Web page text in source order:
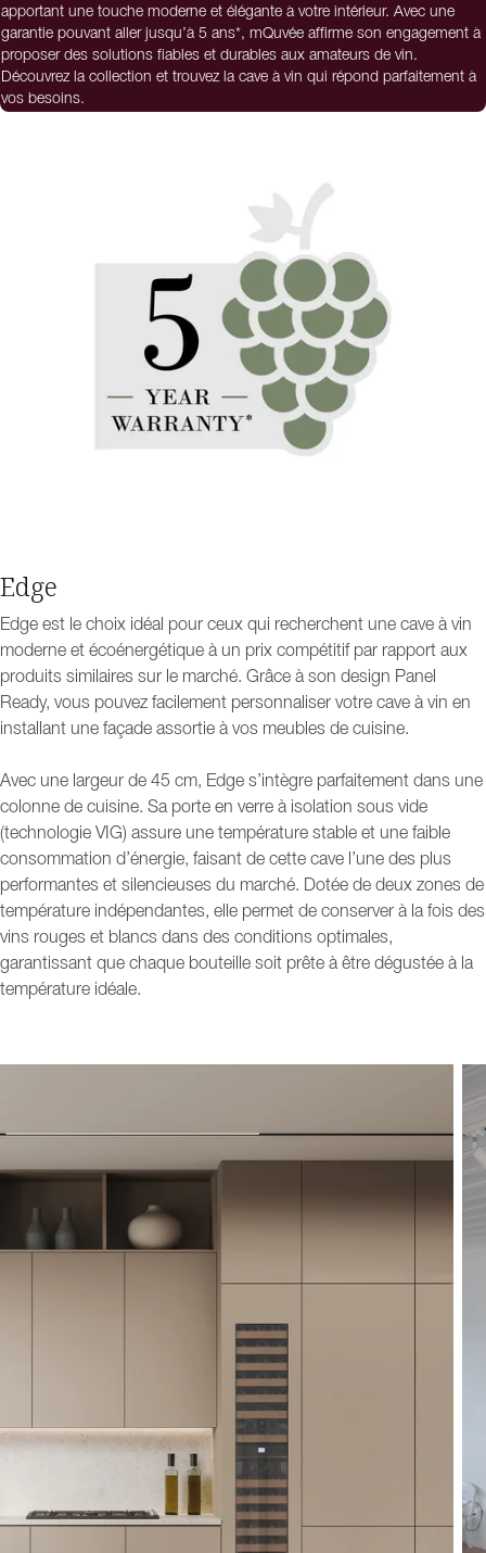
apportant une touche moderne et élégante à votre intérieur. Avec une
garantie pouvant aller jusqu’à 5 ans*, mQuvée affirme son engagement à
proposer des solutions fiables et durables aux amateurs de vin.
Découvrez la collection et trouvez la cave à vin qui répond parfaitement à
vos besoins.
Edge
Edge est le choix idéal pour ceux qui recherchent une cave à vin
moderne et écoénergétique à un prix compétitif par rapport aux
produits similaires sur le marché. Grâce à son design Panel
Ready, vous pouvez facilement personnaliser votre cave à vin en
installant une façade assortie à vos meubles de cuisine.
Avec une largeur de 45 cm, Edge s’intègre parfaitement dans une
colonne de cuisine. Sa porte en verre à isolation sous vide
(technologie VIG) assure une température stable et une faible
consommation d’énergie, faisant de cette cave l’une des plus
performantes et silencieuses du marché. Dotée de deux zones de
température indépendantes, elle permet de conserver à la fois des
vins rouges et blancs dans des conditions optimales,
garantissant que chaque bouteille soit prête à être dégustée à la
température idéale.